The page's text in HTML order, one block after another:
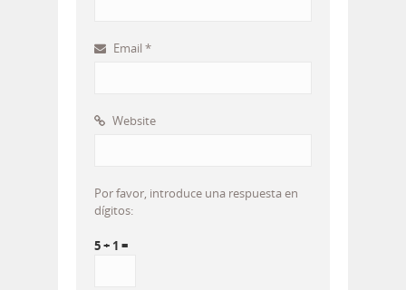
Email *
Website
Por favor, introduce una respuesta en
dígitos:
5 + 1 =